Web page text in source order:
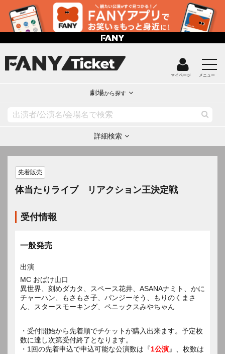
マイページ メニュー
劇場から探す
詳細検索
先着販売
体当たりライブ リアクション王決定戦
受付情報
一般発売
出演
MC おばけ山口
異世界、刻めダカタ、スペース花井、ASANAナミト、かに
チャーハン、もさもさ子、パンジーそう、もりのくまさ
ん、スタースモーキング、ペニックスみやちゃん
・受付開始から先着順でチケットが購入出来ます。予定枚
数に達し次第受付終了となります。
・1回の先着申込で申込可能な公演数は『1公演』、枚数は